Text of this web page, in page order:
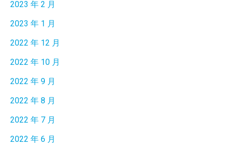
2023 年 2 月
2023 年 1 月
2022 年 12 月
2022 年 10 月
2022 年 9 月
2022 年 8 月
2022 年 7 月
2022 年 6 月